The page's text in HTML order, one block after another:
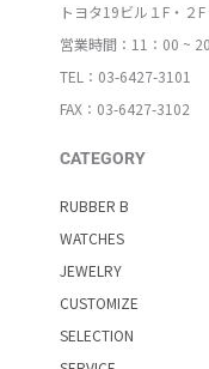
トヨタ19ビル１F・２
営業時間：11：00 ~
TEL：03-6427-3101
FAX：03-6427-3102
CATEGORY
RUBBER B
WATCHES
JEWELRY
CUSTOMIZE
SELECTION